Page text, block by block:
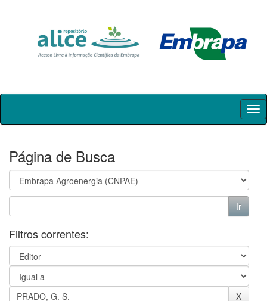
Skip
Página de Busca
Filtros correntes: